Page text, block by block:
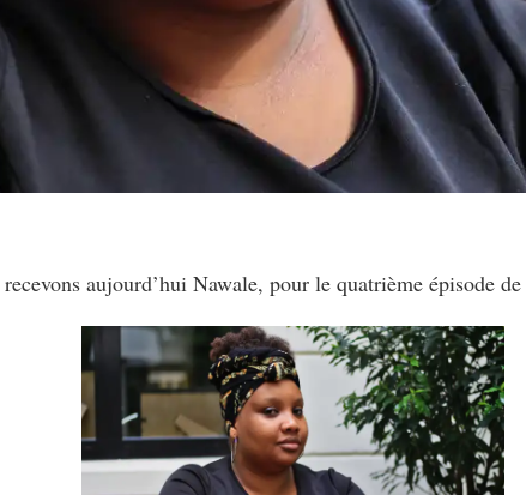
aujourd’hui Nawale, pour le quatrième épisode de